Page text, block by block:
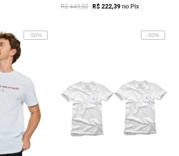
R$ 449,00 R$ 222,39 no Pix
-50% -50%